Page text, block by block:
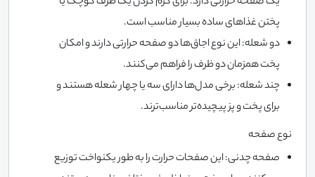
پختن غذاهای ساده بسیار مناسب است.
دو شعله: این نوع اجاق‌ها دو صفحه حرارتی دارند و امکان
پخت همزمان دو ظرف را فراهم می‌کنند.
چند شعله: برخی مدل‌ها دارای سه یا چهار شعله هستند و
برای پخت و پز پیچیده‌تر مناسب‌ترند.
نوع صفحه
صفحه چدنی: این صفحات حرارت را به طور یکنواخت توزیع